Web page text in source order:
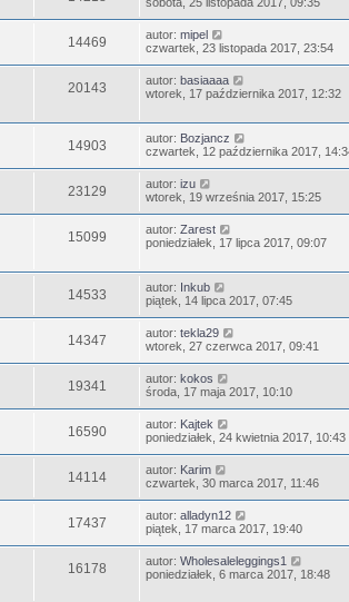
14469 autor: mipel
czwartek, 23 listopada 2017, 23:54
20143 autor: basiaaaa
wtorek, 17 października 2017, 12:32
14903 autor: Bozjancz
czwartek, 12 października 2017,
23129 autor: izu
wtorek, 19 września 2017, 15:25
15099 autor: Zarest
poniedziałek, 17 lipca 2017, 09:07
14533 autor: Inkub
piątek, 14 lipca 2017, 07:45
14347 autor: tekla29
wtorek, 27 czerwca 2017, 09:41
19341 autor: kokos
środa, 17 maja 2017, 10:10
16590 autor: Kajtek
poniedziałek, 24 kwietnia 2017, 10:43
14114 autor: Karim
czwartek, 30 marca 2017, 11:46
17437 autor: alladyn12
piątek, 17 marca 2017, 19:40
16178 autor: Wholesaleleggings1
poniedziałek, 6 marca 2017, 18:48